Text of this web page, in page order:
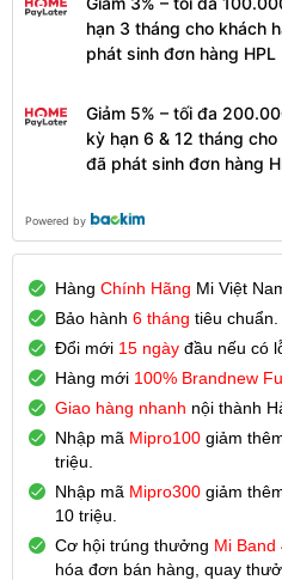
hạn 3 tháng cho khách
phát sinh đơn hàng HPL
Giảm 5% – tối đa
kỳ hạn 6 & 12 tháng
đã phát sinh đơn hàng
Powered by
Hàng Chính Hãng Mi Việt
Bảo hành 6 tháng tiêu chuẩn.
Đổi mới 15 ngày đầu nếu có
Hàng mới 100% Brandnew
Giao hàng nhanh nội thành
Nhập mã Mipro100 giảm
triệu.
Nhập mã Mipro300 giảm
10 triệu.
Cơ hội trúng thưởng Mi Band
hóa đơn bán hàng, quay